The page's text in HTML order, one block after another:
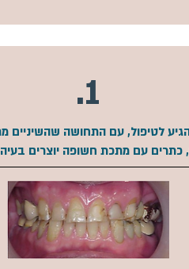
1.
לטיפול, עם התחושה שהשיניים
כתרים עם מתכת חשופה יוצרים